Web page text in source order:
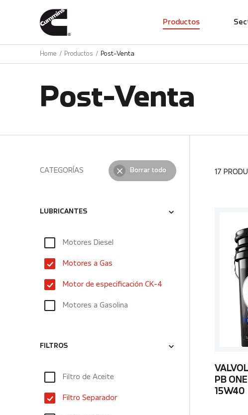
Productos
Home Productos Post-Venta
Post-Venta
CATEGORÍAS Borrar todo
LUBRICANTES
Motores Diesel
Motores a Gas
Motor de especificación CK-4
Motores a Gasolina
FILTROS
Filtro de Aceite
Filtro Separador
17
PB
15W40